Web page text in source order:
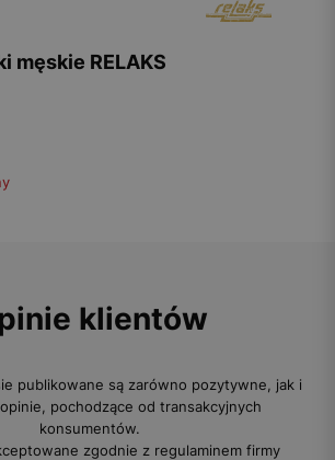
męskie RELAKS
klientów
publikowane są zarówno pozytywne, jak i
pochodzące od transakcyjnych
konsumentów.
zgodnie z regulaminem firmy